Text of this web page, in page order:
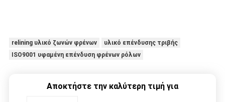
relining υλικό ζωνών φρένων
υλικό επένδυσης τριβής
ISO9001 υφαμένη επένδυση φρένων ρόλων
Αποκτήστε την καλύτερη τιμή για